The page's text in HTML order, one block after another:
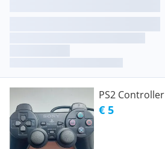
PS2 Controller
€ 5